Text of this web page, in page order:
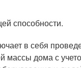
способности.
в себя
дома с